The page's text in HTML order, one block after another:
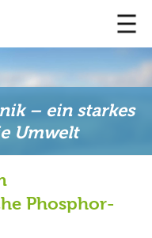
– ein starkes
Umwelt
Phosphor-